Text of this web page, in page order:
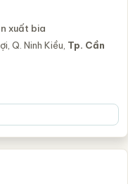
xuất bia
Q. Ninh Kiều, Tp. Cần